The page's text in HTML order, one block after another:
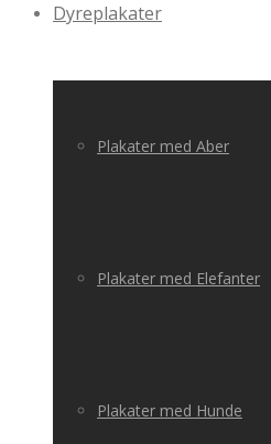
Dyreplakater
Plakater med Aber
Plakater med Elefanter
Plakater med Hunde